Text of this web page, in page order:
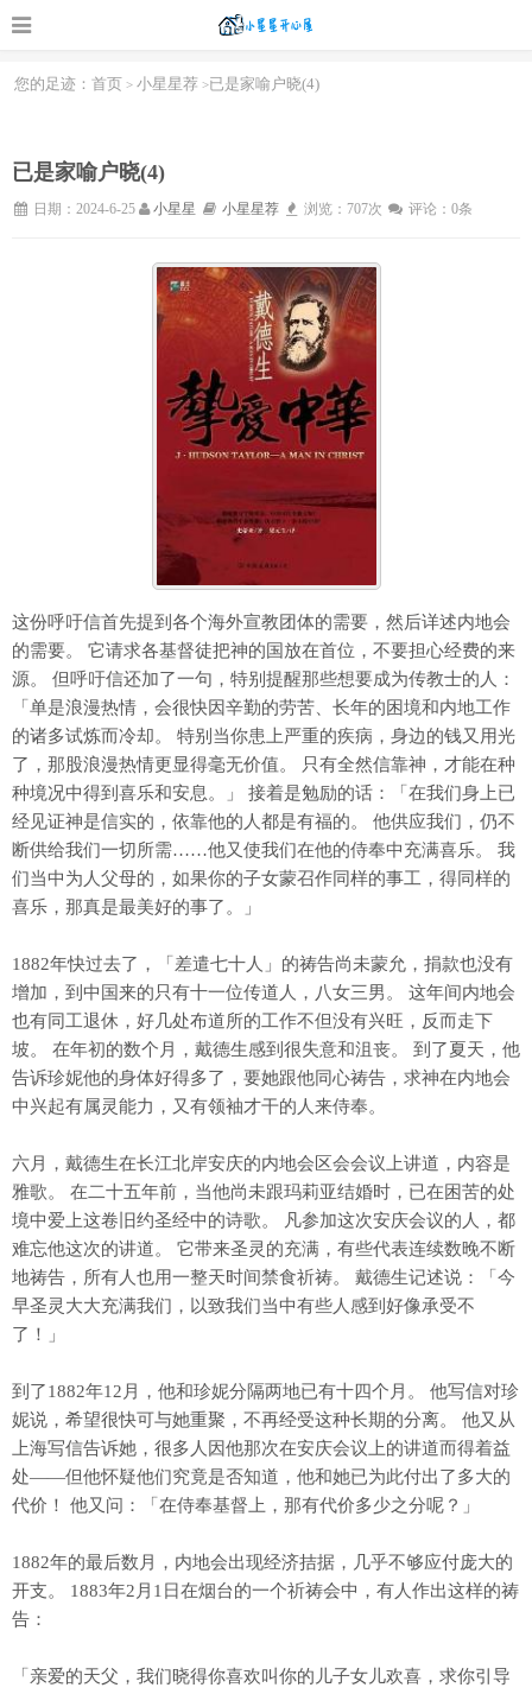
您的足迹： 首页 > 小星星荐 >已是家喻户晓(4)
已是家喻户晓(4)
日期：2024-6-25 小星星 小星星荐 浏览：707次 评论：0条
这份呼吁信首先提到各个海外宣教团体的需要，然后详述内地会
的需要。 它请求各基督徒把神的国放在首位，不要担心经费的来
源。 但呼吁信还加了一句，特别提醒那些想要成为传教士的人：
「单是浪漫热情，会很快因辛勤的劳苦、长年的困境和内地工作
的诸多试炼而冷却。 特别当你患上严重的疾病，身边的钱又用光
了，那股浪漫热情更显得毫无价值。 只有全然信靠神，才能在种
种境况中得到喜乐和安息。」 接着是勉励的话：「在我们身上已
经见证神是信实的，依靠他的人都是有福的。 他供应我们，仍不
断供给我们一切所需……他又使我们在他的侍奉中充满喜乐。 我
们当中为人父母的，如果你的子女蒙召作同样的事工，得同样的
喜乐，那真是最美好的事了。」
1882年快过去了，「差遣七十人」的祷告尚未蒙允，捐款也没有
增加，到中国来的只有十一位传道人，八女三男。 这年间内地会
也有同工退休，好几处布道所的工作不但没有兴旺，反而走下
坡。 在年初的数个月，戴德生感到很失意和沮丧。 到了夏天，他
告诉珍妮他的身体好得多了，要她跟他同心祷告，求神在内地会
中兴起有属灵能力，又有领袖才干的人来侍奉。
六月，戴德生在长江北岸安庆的内地会区会会议上讲道，内容是
雅歌。 在二十五年前，当他尚未跟玛莉亚结婚时，已在困苦的处
境中爱上这卷旧约圣经中的诗歌。 凡参加这次安庆会议的人，都
难忘他这次的讲道。 它带来圣灵的充满，有些代表连续数晚不断
地祷告，所有人也用一整天时间禁食祈祷。 戴德生记述说：「今
早圣灵大大充满我们，以致我们当中有些人感到好像承受不
了！」
到了1882年12月，他和珍妮分隔两地已有十四个月。 他写信对珍
妮说，希望很快可与她重聚，不再经受这种长期的分离。 他又从
上海写信告诉她，很多人因他那次在安庆会议上的讲道而得着益
处——但他怀疑他们究竟是否知道，他和她已为此付出了多大的
代价！ 他又问：「在侍奉基督上，那有代价多少之分呢？」
1882年的最后数月，内地会出现经济拮据，几乎不够应付庞大的
开支。 1883年2月1日在烟台的一个祈祷会中，有人作出这样的祷
告：
「亲爱的天父，我们晓得你喜欢叫你的儿子女儿欢喜，求你引导